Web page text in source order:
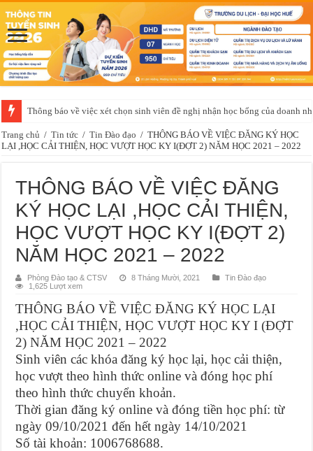
Thông báo về việc xét chọn sinh viên đề nghị nhận học bổng của doanh
Trang chủ / Tin tức / Tin Đào đạo / THÔNG BÁO VỀ VIỆC ĐĂNG KÝ HỌC
LẠI ,HỌC CẢI THIỆN, HỌC VƯỢT HỌC KY I(ĐỢT 2) NĂM HỌC 2021 – 2022
THÔNG BÁO VỀ VIỆC ĐĂNG
KÝ HỌC LẠI ,HỌC CẢI THIỆN,
HỌC VƯỢT HỌC KY I(ĐỢT 2)
NĂM HỌC 2021 – 2022
Phòng Đào tạo & CTSV 8 Tháng Mười, 2021
Tin Đào đạo
1,625 Lượt xem
THÔNG BÁO VỀ VIỆC ĐĂNG KÝ HỌC LẠI
,HỌC CẢI THIỆN, HỌC VƯỢT HỌC KY I (ĐỢT
2) NĂM HỌC 2021 – 2022
Sinh viên các khóa đăng ký học lại, học cải thiện,
học vượt theo hình thức online và đóng học phí
theo hình thức chuyển khoản.
Thời gian đăng ký online và đóng tiền học phí: từ
ngày 09/10/2021 đến hết ngày 14/10/2021
Số tài khoản: 1006768688.